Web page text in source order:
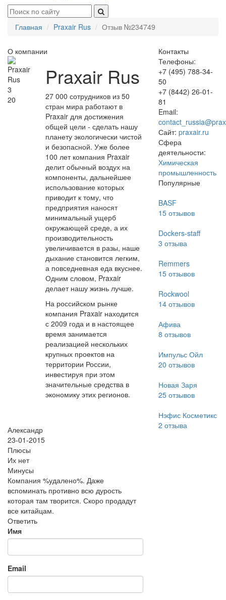
Главная Praxair Rus Отзыв №234749
О компании
3
20
Praxair Rus
27 000 сотрудников из 50
стран мира работают в
Praxair для достижения
общей цели - сделать нашу
планету экологически чистой
и безопасной. Уже более
100 лет компания Praxair
делит обычный воздух на
компоненты, дальнейшее
использование которых
приводит к тому, что
предприятия наносят
минимальный ущерб
окружающей среде, а их
производительность
увеличивается в разы, наше
дыхание становится легким,
а повседневная еда вкуснее.
Одним словом, Praxair
делает нашу жизнь лучше.
На российском рынке
компания Praxair находится
с 2009 года и в настоящее
время занимается
реализацией нескольких
крупных проектов на
территории России,
инвестируя при этом
значительные средства в
экономику этих регионов.
Александр
23-01-2015
Плюсы
Их нет
Минусы
Компания %удалено%. Даже
вспоминать противно всю дурость
которая там творится. Скоро продадут
все китайцам.
Ответить
Имя
Email
Контакты
Телефоны:
+7 (495) 788-34-
50
+7 (8442) 26-01-
81
Email:
Сайт: praxair.ru
Сфера
деятельности:
Химическая
промышленность
Популярные
BASF
15отзывов
Dockers-staff
3 отзыва
Remmers
15отзывов
Rockwool
14отзывов
Афива
8 отзывов
Импульс Ойл
20 отзывов
Новая Заря
25отзывов
Нэфис Косметикс
2 отзыва